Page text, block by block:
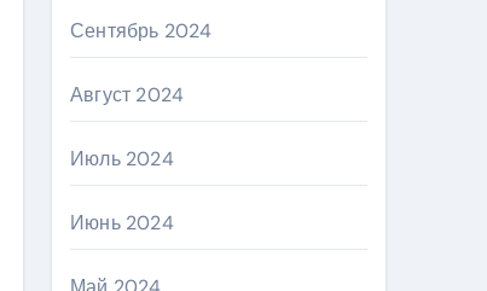
Сентябрь 2024
Август 2024
Июль 2024
Июнь 2024